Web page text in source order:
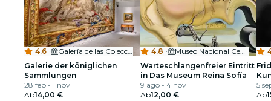
4.6 ·
Galería de las Colecciones Reales
Galerie der königlichen
Sammlungen
28 feb - 1 nov
Ab14,00 €
4.8 ·
Museo Nacional Centro de Arte Reina Sofía
Warteschlangenfreier Eintritt
in Das Museum Reina Sofía
9 ago - 4 nov
Ab12,00 €
5
Ab